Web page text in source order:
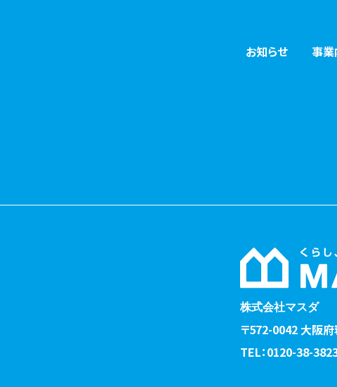
お知らせ 事
株式会社マスダ
〒572-0042 大阪
TEL：0120-38-